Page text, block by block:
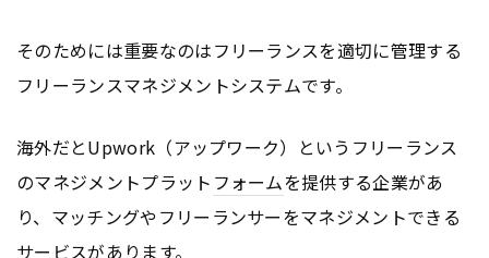
そのためには重要なのはフリーランスを適切に管理する
フリーランスマネジメントシステムです。
海外だとUpwork（アップワーク）というフリーランス
のマネジメントプラット フォームを提供する企業があ
り、マッチングやフリーランサーをマネジメントできる
サービスがあります。